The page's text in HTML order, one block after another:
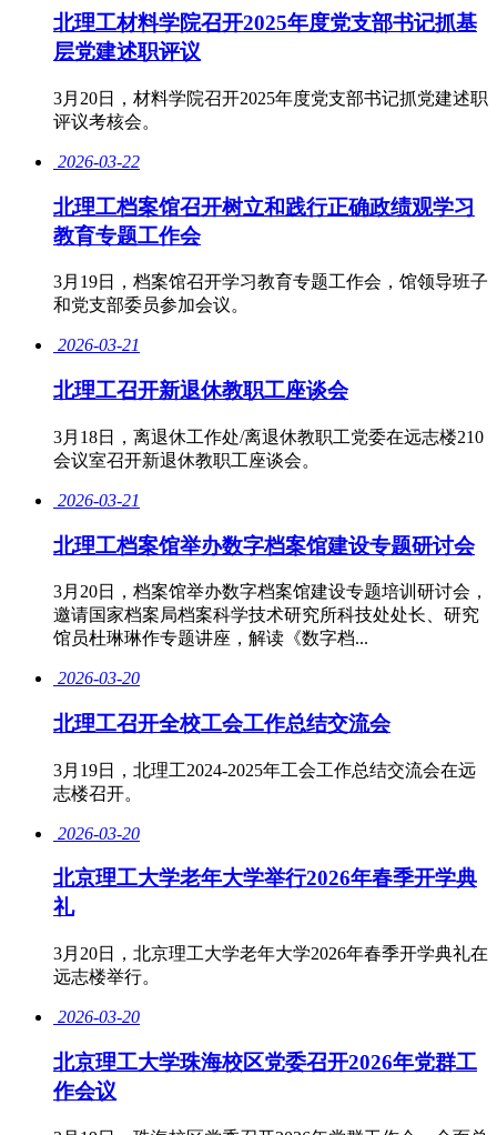
北理工材料学院召开2025年度党支部书记抓基
层党建述职评议
3月20日，材料学院召开2025年度党支部书记抓党建述职
评议考核会。
2026-03-22
北理工档案馆召开树立和践行正确政绩观学习
教育专题工作会
3月19日，档案馆召开学习教育专题工作会，馆领导班子
和党支部委员参加会议。
2026-03-21
北理工召开新退休教职工座谈会
3月18日，离退休工作处/离退休教职工党委在远志楼210
会议室召开新退休教职工座谈会。
2026-03-21
北理工档案馆举办数字档案馆建设专题研讨会
3月20日，档案馆举办数字档案馆建设专题培训研讨会，
邀请国家档案局档案科学技术研究所科技处处长、研究
馆员杜琳琳作专题讲座，解读《数字档...
2026-03-20
北理工召开全校工会工作总结交流会
3月19日，北理工2024-2025年工会工作总结交流会在远
志楼召开。
2026-03-20
北京理工大学老年大学举行2026年春季开学典
礼
​3月20日，北京理工大学老年大学2026年春季开学典礼在
远志楼举行。
2026-03-20
北京理工大学珠海校区党委召开2026年党群工
作会议